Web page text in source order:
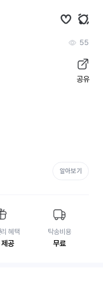
55
공유
알아보기
혜택
공
탁송비용
무료